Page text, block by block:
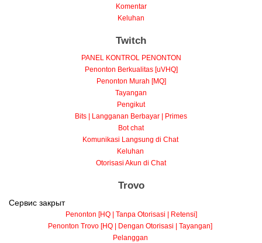
Komentar
Keluhan
Twitch
PANEL KONTROL PENONTON
Penonton Berkualitas [uVHQ]
Penonton Murah [MQ]
Tayangan
Pengikut
Bits | Langganan Berbayar | Primes
Bot chat
Komunikasi Langsung di Chat
Keluhan
Otorisasi Akun di Chat
Trovo
Сервис закрыт
Penonton [HQ | Tanpa Otorisasi | Retensi]
Penonton Trovo [HQ | Dengan Otorisasi | Tayangan]
Pelanggan